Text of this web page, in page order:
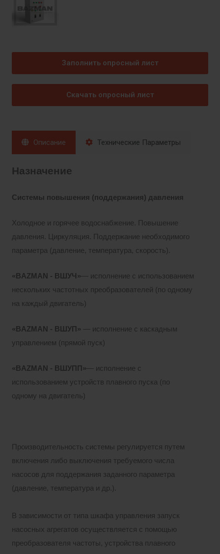
Заполнить опросный лист
Скачать опросный лист
Описание Технические Параметры
Назначение
Системы повышения (поддержания) давления
Холодное и горячее водоснабжение. Повышение
давления. Циркуляция. Поддержание необходимого
параметра (давление, температура, скорость).
«BAZMAN - ВШУЧ»— исполнение с использованием
нескольких частотных преобразователей (по одному
на каждый двигатель)
«BAZMAN - ВШУП» — исполнение с каскадным
управлением (прямой пуск)
«BAZMAN - ВШУПП»— исполнение с
использованием устройств плавного пуска (по
одному на двигатель)
Производительность системы регулируется путем
включения либо выключения требуемого числа
насосов для поддержания заданного параметра
(давление, температура и др.).
В зависимости от типа шкафа управления запуск
насосных агрегатов осуществляется с помощью
преобразователя частоты, устройства плавного